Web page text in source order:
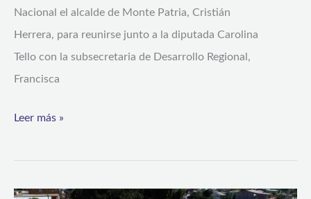
Nacional el alcalde de Monte Patria, Cristián
Herrera, para reunirse junto a la diputada Carolina
Tello con la subsecretaria de Desarrollo Regional,
Francisca
Leer más »